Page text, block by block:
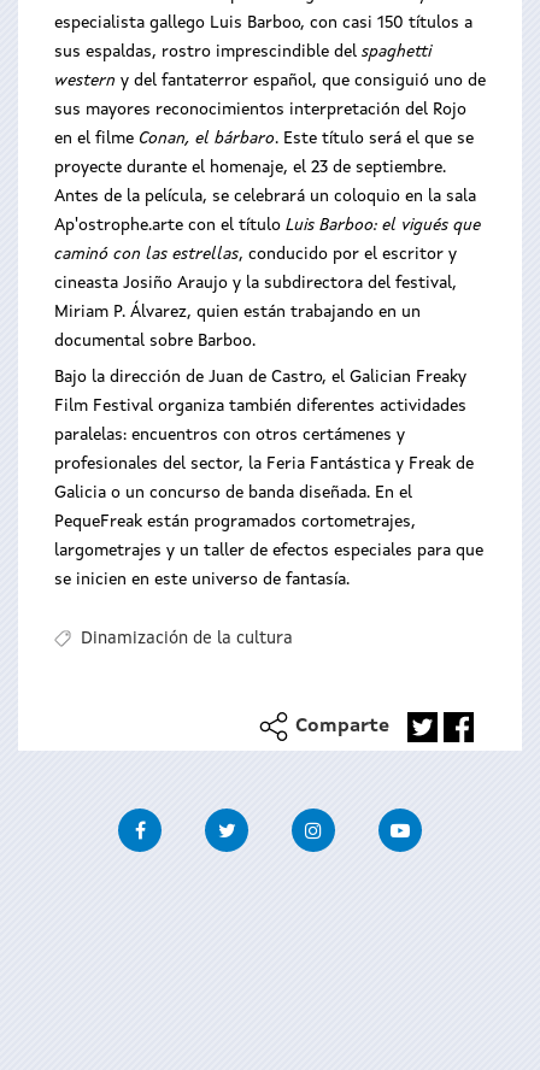
especialista gallego Luis Barboo, con casi 150 títulos a
sus espaldas, rostro imprescindible del spaghetti
western y del fantaterror español, que consiguió uno de
sus mayores reconocimientos interpretación del Rojo
en el filme Conan, el bárbaro. Este título será el que se
proyecte durante el homenaje, el 23 de septiembre.
Antes de la película, se celebrará un coloquio en la sala
Ap'ostrophe.arte con el título Luis Barboo: el vigués que
caminó con las estrellas, conducido por el escritor y
cineasta Josiño Araujo y la subdirectora del festival,
Miriam P. Álvarez, quien están trabajando en un
documental sobre Barboo.
Bajo la dirección de Juan de Castro, el Galician Freaky
Film Festival organiza también diferentes actividades
paralelas: encuentros con otros certámenes y
profesionales del sector, la Feria Fantástica y Freak de
Galicia o un concurso de banda diseñada. En el
PequeFreak están programados cortometrajes,
largometrajes y un taller de efectos especiales para que
se inicien en este universo de fantasía.
Dinamización de la cultura
Comparte
FacebookTwitter InstagramYoutube